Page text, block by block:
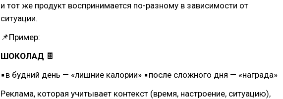
и тот же продукт воспринимается по-разному в зависимости от
ситуации.
📌Пример:
ШОКОЛАД 🍫
▪в будний день — «лишние калории» ▪после сложного дня — «награда»
Реклама, которая учитывает контекст (время, настроение, ситуацию),